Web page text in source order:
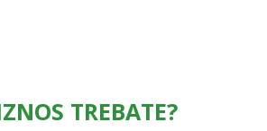
TREBATE?